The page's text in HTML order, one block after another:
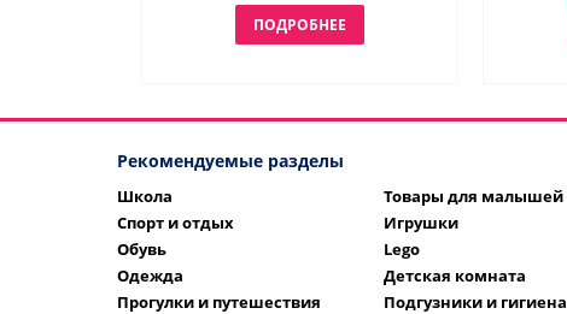
ПОДРОБНЕЕ
Рекомендуемые разделы
Школа
Спорт и отдых
Обувь
Одежда
Прогулки и путешествия
Товары для малышей
Игрушки
Lego
Детская комната
Подгузники и гигиена